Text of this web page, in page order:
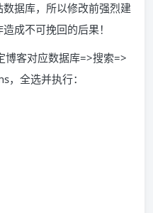
据库，所以修改前强烈建
成不可挽回的后果！
客对应数据库=>搜索=>
全选并执行：